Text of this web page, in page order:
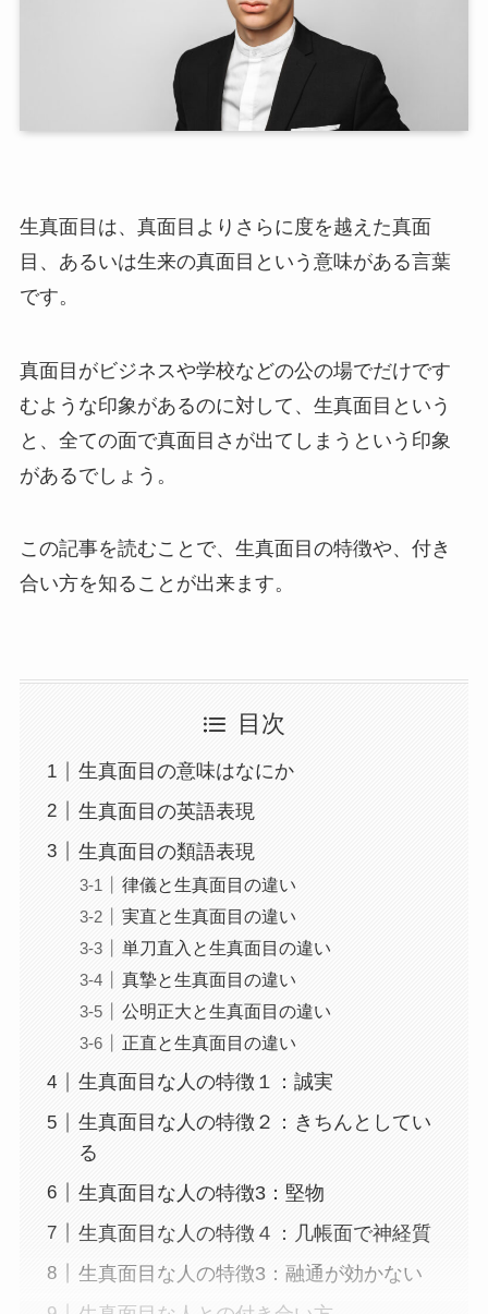
生真面目は、真面目よりさらに度を越えた真面
目、あるいは生来の真面目という意味がある言葉
です。
真面目がビジネスや学校などの公の場でだけです
むような印象があるのに対して、生真面目という
と、全ての面で真面目さが出てしまうという印象
があるでしょう。
この記事を読むことで、生真面目の特徴や、付き
合い方を知ることが出来ます。
目次
生真面目の意味はなにか
生真面目の英語表現
生真面目の類語表現
律儀と生真面目の違い
実直と生真面目の違い
単刀直入と生真面目の違い
真摯と生真面目の違い
公明正大と生真面目の違い
正直と生真面目の違い
生真面目な人の特徴１：誠実
生真面目な人の特徴２：きちんとしてい
る
生真面目な人の特徴3：堅物
生真面目な人の特徴４：几帳面で神経質
生真面目な人の特徴3：融通が効かない